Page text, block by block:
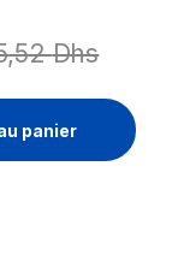
Dhs
(4 ans) - 1
panier